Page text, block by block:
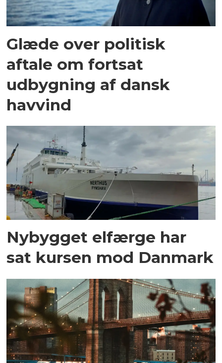
Glæde over politisk
aftale om fortsat
udbygning af dansk
havvind
Nybygget elfærge har
sat kursen mod Danmark